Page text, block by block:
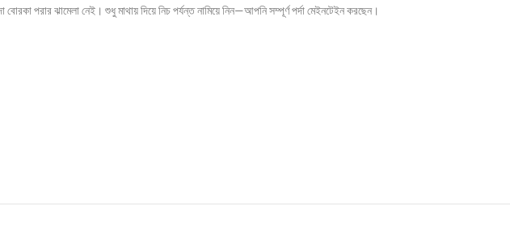
পরার ঝামেলা নেই। শুধু মাথায় দিয়ে নিচ পর্যন্ত নামিয়ে নিন—আপনি সম্পূর্ণ পর্দা মেইনটেইন করছেন।